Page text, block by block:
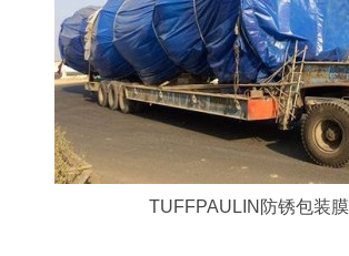
TUFFPAULIN防锈包装膜